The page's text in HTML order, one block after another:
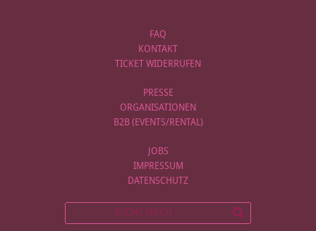
FAQ
KONTAKT
TICKET WIDERRUFEN
PRESSE
ORGANISATIONEN
B2B (EVENTS/RENTAL)
JOBS
IMPRESSUM
DATENSCHUTZ